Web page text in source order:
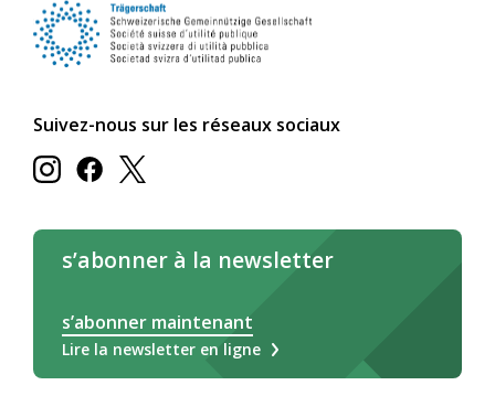
Suivez-nous sur les réseaux sociaux
s’abonner à la newsletter
s’abonner maintenant
Lire la newsletter en ligne